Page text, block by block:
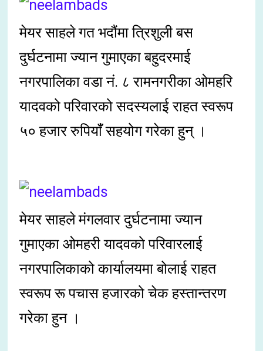
मेयर साहले गत भदौंमा त्रिशुली बस
दुर्घटनामा ज्यान गुमाएका बहुदरमाई
नगरपालिका वडा नं. ८ रामनगरीका ओमहरि
यादवको परिवारको सदस्यलाई राहत स्वरूप
५० हजार रुपियाँँ सहयोग गरेका हुन् ।
मेयर साहले मंगलवार दुर्घटनामा ज्यान
गुमाएका ओमहरी यादवको परिवारलाई
नगरपालिकाको कार्यालयमा बोलाई राहत
स्वरूप रू पचास हजारको चेक हस्तान्तरण
गरेका हुन ।